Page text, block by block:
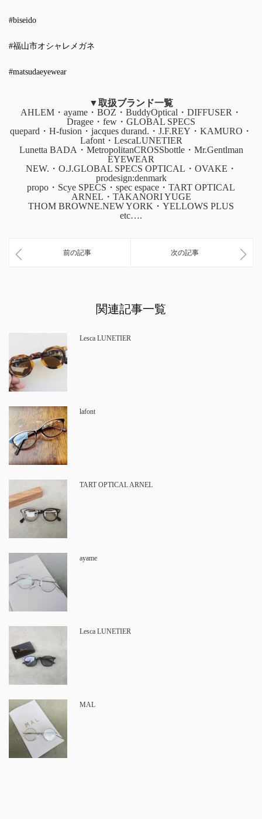
#biseido
#福山市オシャレメガネ
#matsudaeyewear
▼取扱ブランド一覧
AHLEM・ayame・BOZ・BuddyOptical・DIFFUSER・
Dragee・few・GLOBAL SPECS
quepard・H-fusion・jacques durand.・J.F.REY・KAMURO・
Lafont・LescaLUNETIER
Lunetta BADA・MetropolitanCROSSbottle・Mr.Gentlman
EYEWEAR
NEW.・O.J.GLOBAL SPECS OPTICAL・OVAKE・
prodesign:denmark
propo・Scye SPECS・spec espace・TART OPTICAL
ARNEL・TAKANORI YUGE
THOM BROWNE.NEW YORK・YELLOWS PLUS
etc….
前の記事 次の記事
関連記事一覧
Lesca LUNETIER
lafont
TART OPTICAL ARNEL
ayame
Lesca LUNETIER
MAL